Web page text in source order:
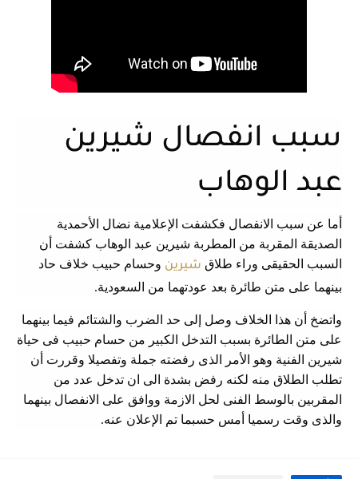
سبب انفصال شيرين
عبد الوهاب
أما عن سبب الانفصال فكشفت الإعلامية نضال الأحمدية
الصديقة المقربة من المطربة شيرين عبد الوهاب كشفت أن
السبب الحقيقى وراء طلاق شيرين وحسام حبيب خلاف حاد
بينهما على متن طائرة بعد عودتهما من السعودية.
واتضخ أن هذا الخلاف وصل إلى حد الضرب والشتائم فيما بينهما
على متن الطائرة بسبب التدخل الكبير من حسام حبيب فى حياة
شيرين الفنية وهو الأمر الذى رفضته جملة وتفصيلا وقررت أن
تطلب الطلاق منه لكنه رفض بشدة الى ان تدخل عدد من
المقربين بالوسط الفنى لحل الازمة ووافق على الانفصال بينهما
والذى وقت رسميا أمس حسبما تم الإعلان عنه.